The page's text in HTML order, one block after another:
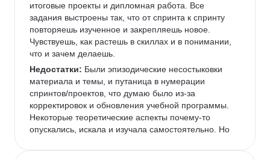
итоговые проекты и дипломная работа. Все
задания выстроены так, что от спринта к спринту
повторяешь изученное и закрепляешь новое.
Чувствуешь, как растешь в скиллах и в понимании,
что и зачем делаешь.
Недостатки: Были эпизодические несостыковки
материала и темы, и путаница в нумерации
спринтов/проектов, что думаю было из-за
корректировок и обновления учебной программы.
Некоторые теоретические аспекты почему-то
опускались, искала и изучала самостоятельно. Но